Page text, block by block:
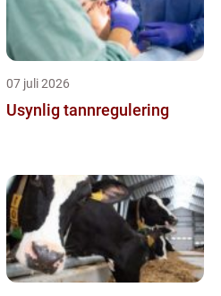
07 juli 2026
Usynlig tannregulering